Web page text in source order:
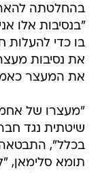
בהחלטתה
"בנסיבות אלו
בו כדי להעלות
את נסיבות
את המעצר
"מעצרו של
שיטתית נגד
בכלל",
תומא סלימאן,